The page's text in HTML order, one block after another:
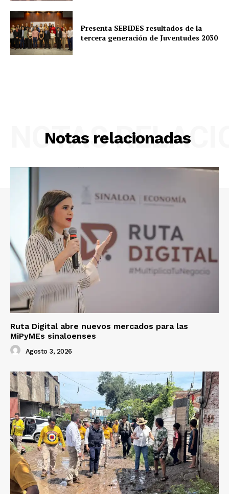
Presenta SEBIDES resultados de la
tercera generación de Juventudes 2030
Notas relacionadas
NOTAS
Ruta Digital abre nuevos mercados para las
MiPyMEs sinaloenses
Agosto 3, 2026